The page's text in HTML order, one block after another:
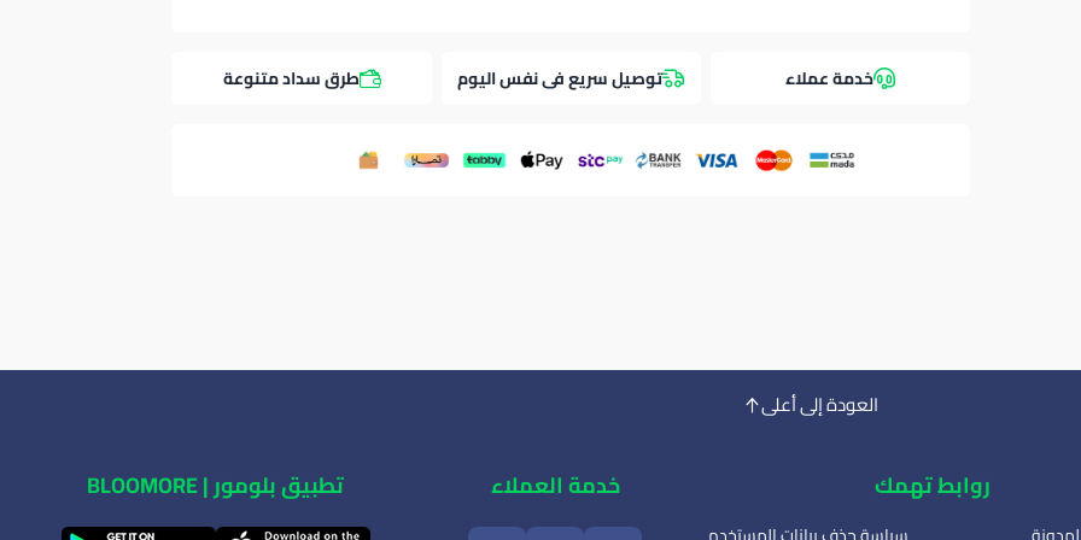
خدمة عملاء توصيل سريع فى نفس اليوم طرق سداد متنوعة
العودة إلى أعلى
روابط تهمك خدمة العملاء تطبيق بلومور | BLOOMORE